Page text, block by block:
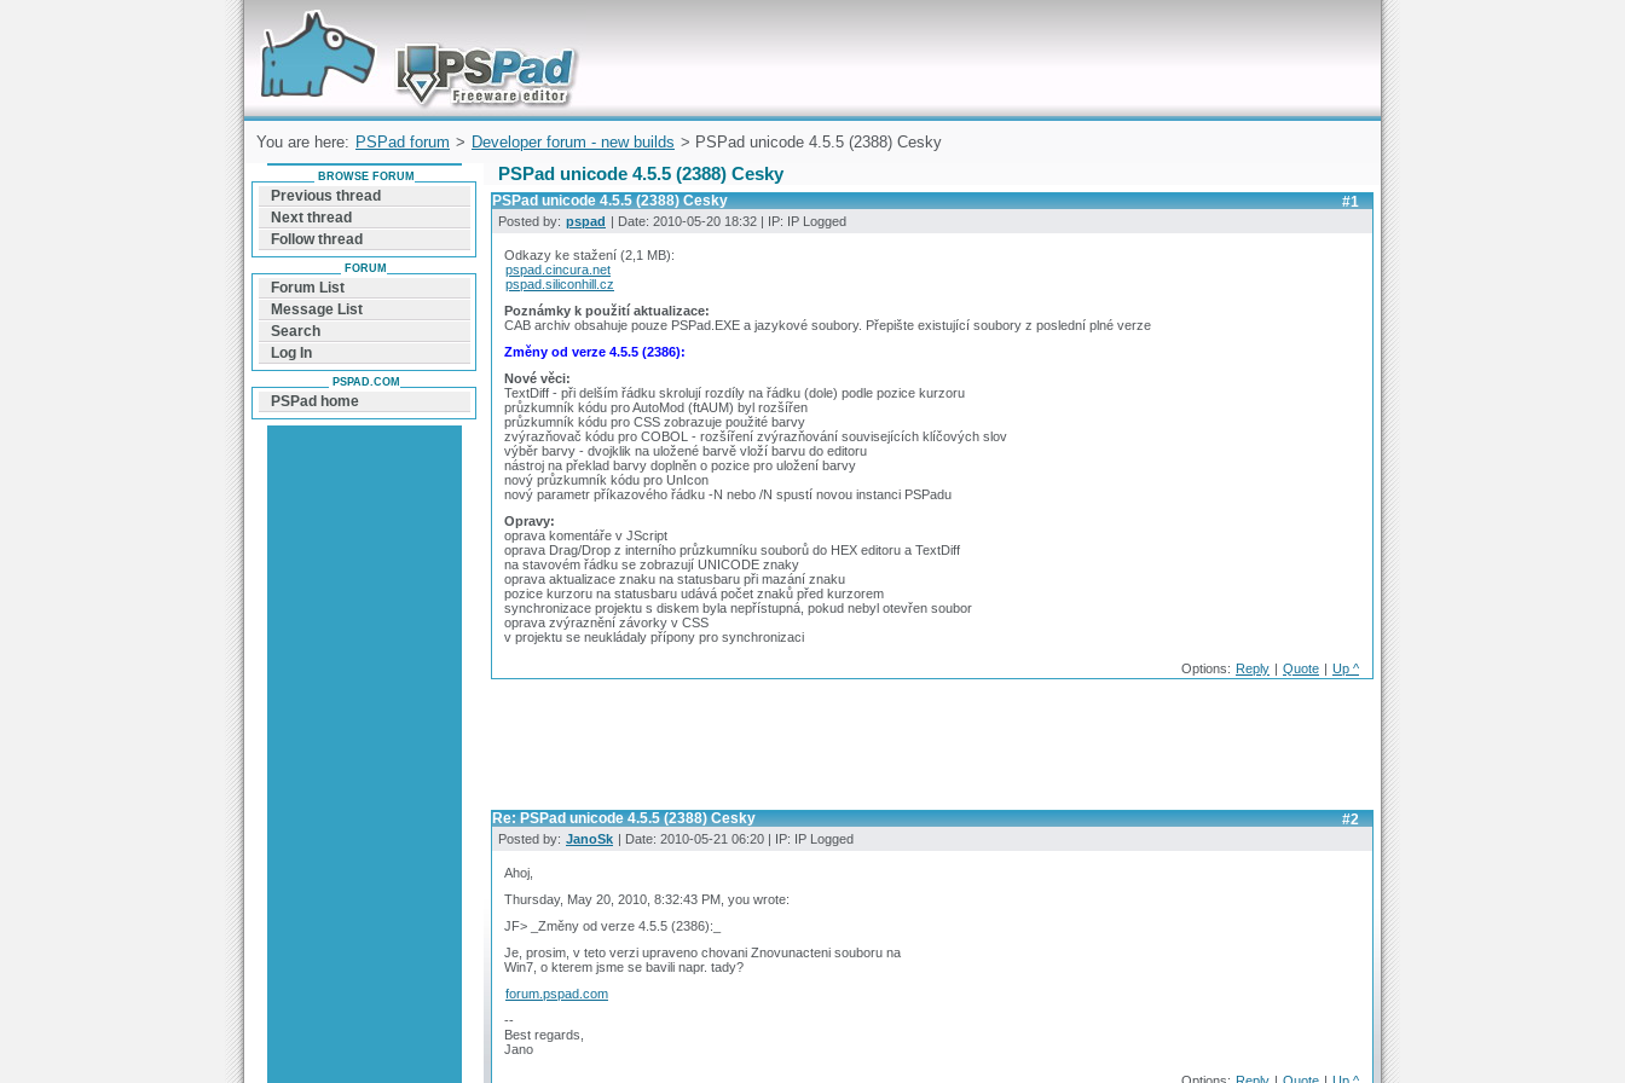
Forum can help you solve problems and quickly
find a solution with PSPad for Microsoft
Windows
You are here: PSPad forum > Developer forum - new builds > PSPad unicode 4.5.5 (2388) Cesky
PSPad unicode 4.5.5 (2388) Cesky
#1
PSPad unicode 4.5.5 (2388) Cesky
Posted by: pspad | Date: 2010-05-20 18:32 | IP: IP Logged
Odkazy ke stažení (2,1 MB):
pspad.cincura.net
pspad.siliconhill.cz
Poznámky k použití aktualizace:
CAB archiv obsahuje pouze PSPad.EXE a jazykové soubory. Přepište existující soubory z poslední plné verze
Změny od verze 4.5.5 (2386):
Nové věci:
TextDiff - při delším řádku skrolují rozdíly na řádku (dole) podle pozice kurzoru
průzkumník kódu pro AutoMod (ftAUM) byl rozšířen
průzkumník kódu pro CSS zobrazuje použité barvy
zvýrazňovač kódu pro COBOL - rozšíření zvýrazňování souvisejících klíčových slov
výběr barvy - dvojklik na uložené barvě vloží barvu do editoru
nástroj na překlad barvy doplněn o pozice pro uložení barvy
nový průzkumník kódu pro UnIcon
nový parametr příkazového řádku -N nebo /N spustí novou instanci PSPadu
Opravy:
oprava komentáře v JScript
oprava Drag/Drop z interního průzkumníku souborů do HEX editoru a TextDiff
na stavovém řádku se zobrazují UNICODE znaky
oprava aktualizace znaku na statusbaru při mazání znaku
pozice kurzoru na statusbaru udává počet znaků před kurzorem
synchronizace projektu s diskem byla nepřístupná, pokud nebyl otevřen soubor
oprava zvýraznění závorky v CSS
v projektu se neukládaly přípony pro synchronizaci
Options: Reply | Quote | Up ^
#2
Re: PSPad unicode 4.5.5 (2388) Cesky
Posted by: JanoSk | Date: 2010-05-21 06:20 | IP: IP Logged
Ahoj,
Thursday, May 20, 2010, 8:32:43 PM, you wrote:
JF> _Změny od verze 4.5.5 (2386):_
Je, prosim, v teto verzi upraveno chovani Znovunacteni souboru na
Win7, o kterem jsme se bavili napr. tady?
forum.pspad.com
--
Best regards,
Jano
BROWSE FORUM
Previous thread
Next thread
Follow thread
FORUM
Forum List
Message List
Search
Log In
PSPAD.COM
PSPad home